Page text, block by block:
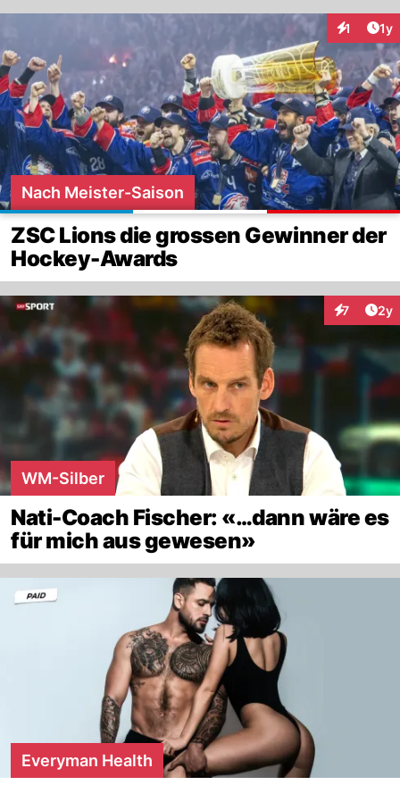
1 1y
Nach Meister-Saison
ZSC Lions die grossen Gewinner der
Hockey-Awards
7 2y
WM-Silber
Nati-Coach Fischer: «…dann wäre es
für mich aus gewesen»
Everyman Health